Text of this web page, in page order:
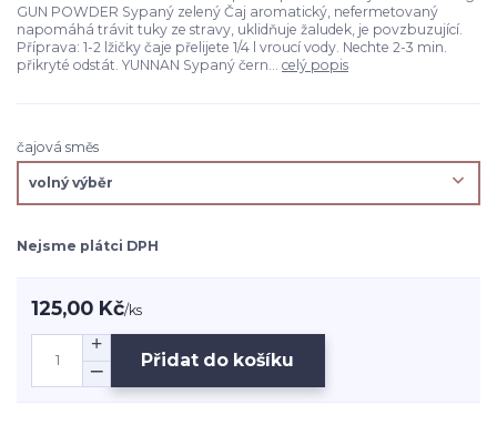
GUN POWDER Sypaný zelený Čaj aromatický, nefermetovaný
napomáhá trávit tuky ze stravy, uklidňuje žaludek, je povzbuzující.
Příprava: 1-2 lžičky čaje přelijete 1/4 l vroucí vody. Nechte 2-3 min.
přikryté odstát. YUNNAN Sypaný čern... celý popis
čajová směs
Nejsme plátci DPH
125,00 Kč/ks
Přidat do košíku